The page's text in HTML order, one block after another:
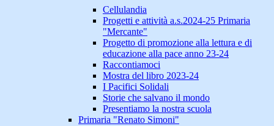
Cellulandia
Progetti e attività a.s.2024-25 Primaria
"Mercante"
Progetto di promozione alla lettura e di
educazione alla pace anno 23-24
Raccontiamoci
Mostra del libro 2023-24
I Pacifici Solidali
Storie che salvano il mondo
Presentiamo la nostra scuola
Primaria "Renato Simoni"